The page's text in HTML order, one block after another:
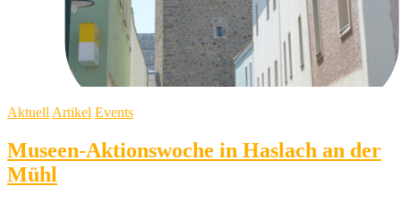
Aktuell Artikel Events
Museen-Aktionswoche in Haslach an der
Mühl